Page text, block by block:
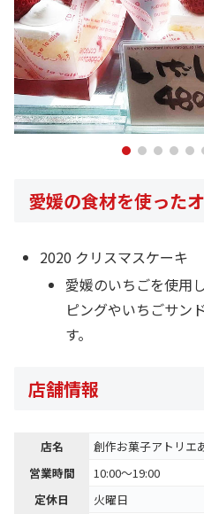
愛媛の食材を使った
2020 クリスマスケーキ
愛媛のいちごを使用
ピングやいちごサン
す。
店舗情報
店名
創作お菓子アトリエ
営業時間
10:00〜19:00
定休日
火曜日